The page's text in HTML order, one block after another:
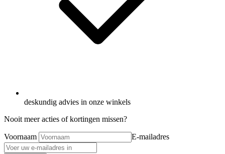
deskundig advies in onze winkels
Nooit meer acties of kortingen missen?
Voornaam E-mailadres